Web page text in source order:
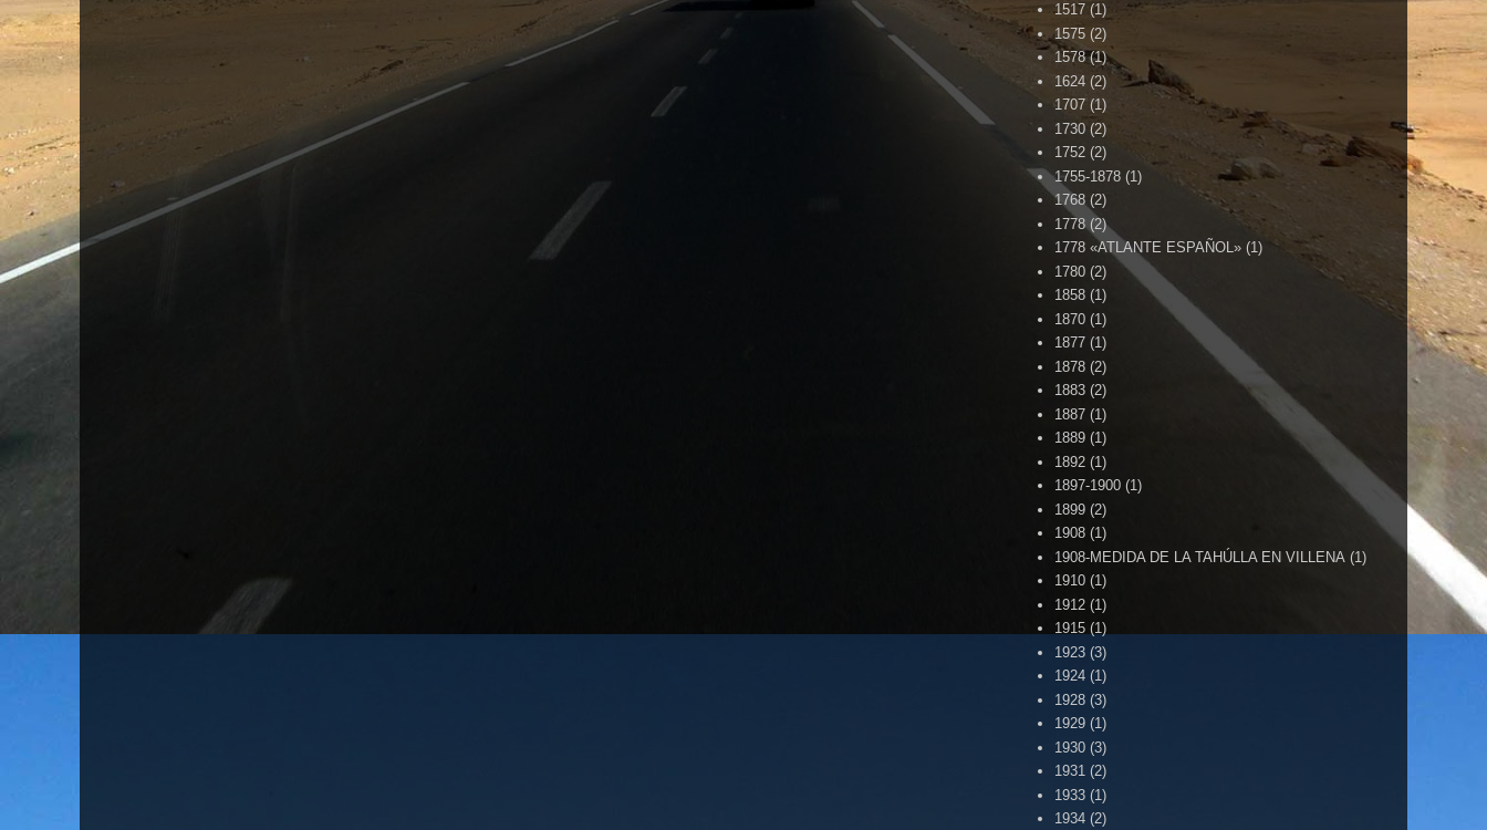
1517 (1)
1575 (2)
1578 (1)
1624 (2)
1707 (1)
1730 (2)
1752 (2)
1755-1878 (1)
1768 (2)
1778 (2)
1778 «ATLANTE ESPAÑOL» (1)
1780 (2)
1858 (1)
1870 (1)
1877 (1)
1878 (2)
1883 (2)
1887 (1)
1889 (1)
1892 (1)
1897-1900 (1)
1899 (2)
1908 (1)
1908-MEDIDA DE LA TAHÚLLA EN VILLENA (1)
1910 (1)
1912 (1)
1915 (1)
1923 (3)
1924 (1)
1928 (3)
1929 (1)
1930 (3)
1931 (2)
1933 (1)
1934 (2)